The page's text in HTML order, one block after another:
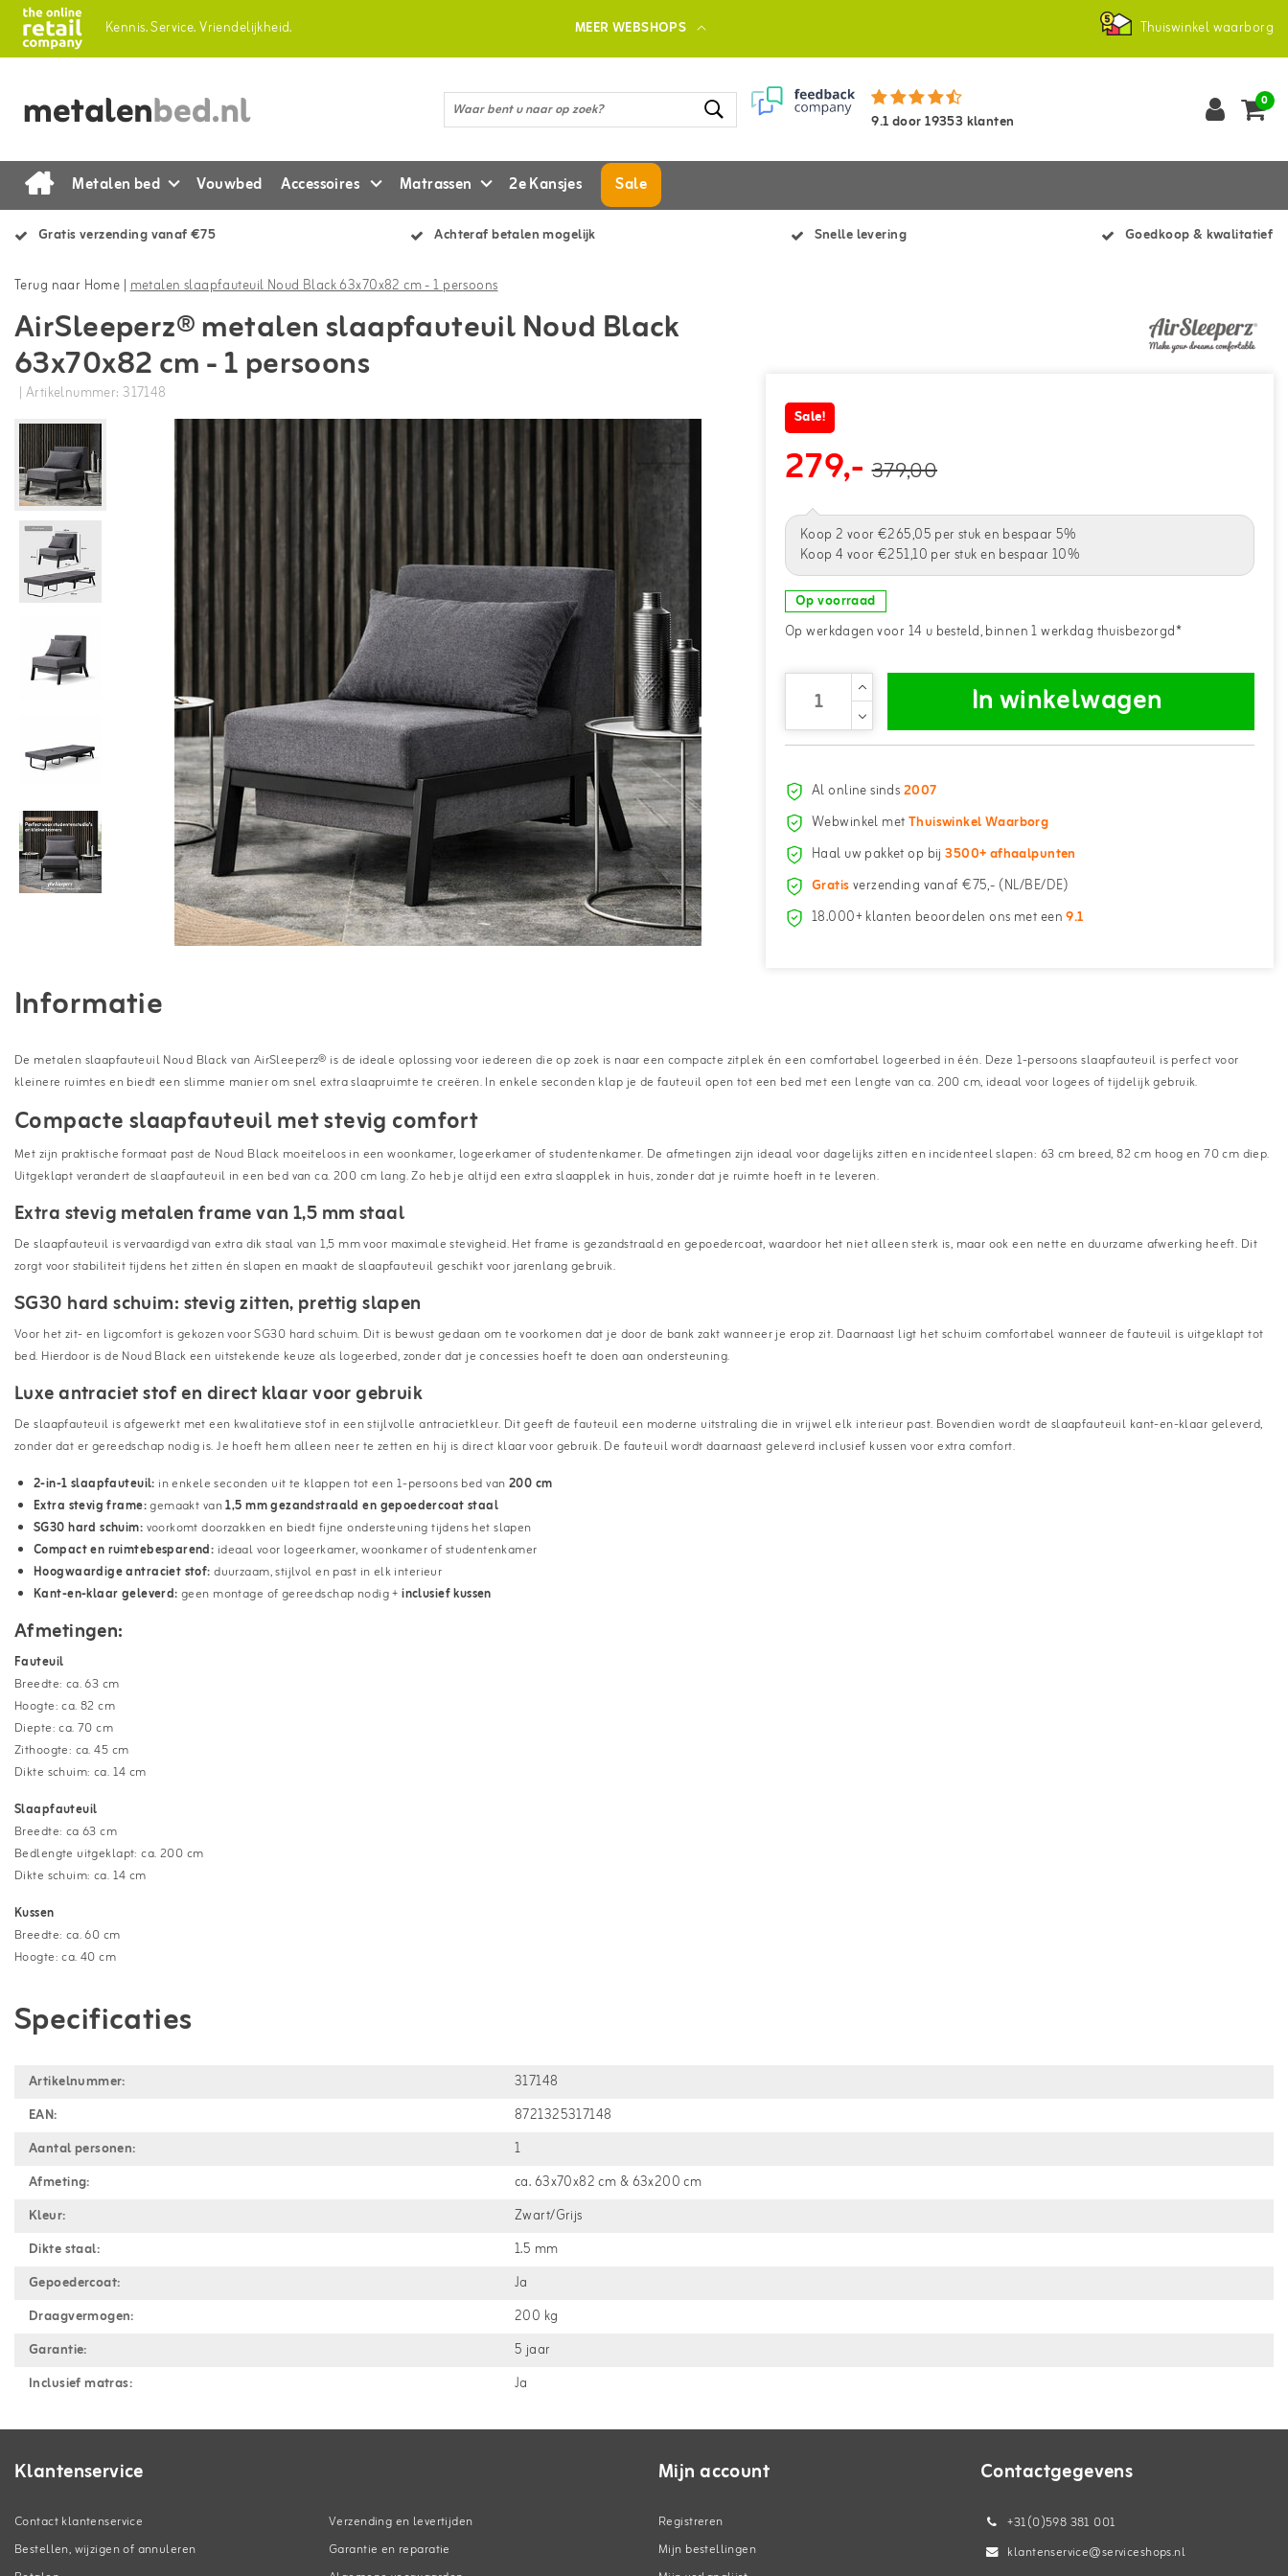
Kennis.Service.Vriendelijkheid. MEER WEBSHOPS Thuiswinkel waarborg
9.1door19353 klanten
0
Metalen bed Vouwbed Accessoires Matrassen 2e Kansjes Sale
Gratis verzending vanaf €75 Achteraf betalen mogelijk Snelle levering Goedkoop & kwalitatief
Terug naar Home |metalen slaapfauteuil Noud Black 63x70x82 cm - 1 persoons
AirSleeperz® metalen slaapfauteuil Noud Black
63x70x82 cm - 1 persoons
| Artikelnummer: 317148
Sale!
279,- 379,00
Koop 2 voor €265,05 per stuk en bespaar 5%
Koop 4 voor €251,10 per stuk en bespaar 10%
Op voorraad
Op werkdagen voor 14 u besteld, binnen 1 werkdag thuisbezorgd*
In winkelwagen
Al online sinds2007
Webwinkel metThuiswinkel Waarborg
Haal uw pakket op bij3500+ afhaalpunten
Gratisverzending vanaf €75,- (NL/BE/DE)
18.000+ klanten beoordelen ons met een9.1
Informatie
De metalen slaapfauteuil Noud Black van AirSleeperz® is de ideale oplossing voor iedereen die op zoek is naar een compacte zitplek én een comfortabel logeerbed in één. Deze 1-persoons slaapfauteuil is perfect voor
kleinere ruimtes en biedt een slimme manier om snel extra slaapruimte te creëren. In enkele seconden klap je de fauteuil open tot een bed met een lengte van ca. 200 cm, ideaal voor logees of tijdelijk gebruik.
Compacte slaapfauteuil met stevig comfort
Met zijn praktische formaat past de Noud Black moeiteloos in een woonkamer, logeerkamer of studentenkamer. De afmetingen zijn ideaal voor dagelijks zitten en incidenteel slapen: 63 cm breed, 82 cm hoog en 70 cm diep.
Uitgeklapt verandert de slaapfauteuil in een bed van ca. 200 cm lang. Zo heb je altijd een extra slaapplek in huis, zonder dat je ruimte hoeft in te leveren.
Extra stevig metalen frame van 1,5 mm staal
De slaapfauteuil is vervaardigd van extra dik staal van 1,5 mm voor maximale stevigheid. Het frame is gezandstraald en gepoedercoat, waardoor het niet alleen sterk is, maar ook een nette en duurzame afwerking heeft. Dit
zorgt voor stabiliteit tijdens het zitten én slapen en maakt de slaapfauteuil geschikt voor jarenlang gebruik.
SG30 hard schuim: stevig zitten, prettig slapen
Voor het zit- en ligcomfort is gekozen voor SG30 hard schuim. Dit is bewust gedaan om te voorkomen dat je door de bank zakt wanneer je erop zit. Daarnaast ligt het schuim comfortabel wanneer de fauteuil is uitgeklapt tot
bed. Hierdoor is de Noud Black een uitstekende keuze als logeerbed, zonder dat je concessies hoeft te doen aan ondersteuning.
Luxe antraciet stof en direct klaar voor gebruik
De slaapfauteuil is afgewerkt met een kwalitatieve stof in een stijlvolle antracietkleur. Dit geeft de fauteuil een moderne uitstraling die in vrijwel elk interieur past. Bovendien wordt de slaapfauteuil kant-en-klaar geleverd,
zonder dat er gereedschap nodig is. Je hoeft hem alleen neer te zetten en hij is direct klaar voor gebruik. De fauteuil wordt daarnaast geleverd inclusief kussen voor extra comfort.
2-in-1 slaapfauteuil: in enkele seconden uit te klappen tot een 1-persoons bed van200 cm
Extra stevig frame:gemaakt van1,5 mm gezandstraald en gepoedercoat staal
SG30 hard schuim:voorkomt doorzakken en biedt fijne ondersteuning tijdens het slapen
Compact en ruimtebesparend: ideaal voor logeerkamer, woonkamer of studentenkamer
Hoogwaardige antraciet stof:duurzaam, stijlvol en past in elk interieur
Kant-en-klaar geleverd:geen montage of gereedschap nodig +inclusief kussen
Afmetingen:
Fauteuil
Breedte: ca. 63 cm
Hoogte: ca. 82 cm
Diepte: ca. 70 cm
Zithoogte: ca. 45 cm
Dikte schuim: ca. 14 cm
Slaapfauteuil
Breedte: ca 63 cm
Bedlengte uitgeklapt: ca. 200 cm
Dikte schuim: ca. 14 cm
Kussen
Breedte: ca. 60 cm
Hoogte: ca. 40 cm
Specificaties
Artikelnummer:
317148
EAN:
8721325317148
Aantal personen:
1
Afmeting:
ca. 63x70x82 cm & 63x200 cm
Kleur:
Zwart/Grijs
Dikte staal:
1.5 mm
Gepoedercoat:
Ja
Draagvermogen:
200 kg
Garantie:
5 jaar
Inclusief matras:
Ja
Klantenservice
Contact klantenservice
Bestellen, wijzigen of annuleren
Verzending en levertijden
Garantie en reparatie
Mijn account
Registreren
Mijn bestellingen
Contactgegevens
+31(0)598 381 001
klantenservice@serviceshops.nl